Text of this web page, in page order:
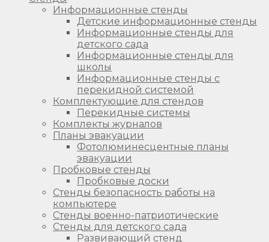
Информационные стенды
Детские информационные стенды
Информационные стенды для
детского сада
Информационные стенды для
школы
Информационные стенды с
перекидной системой
Комплектующие для стендов
Перекидные системы
Комплекты журналов
Планы эвакуации
Фотолюминесцентные планы
эвакуации
Пробковые стенды
Пробковые доски
Стенды безопасность работы на
компьютере
Стенды военно-патриотические
Стенды для детского сада
Развивающий стенд